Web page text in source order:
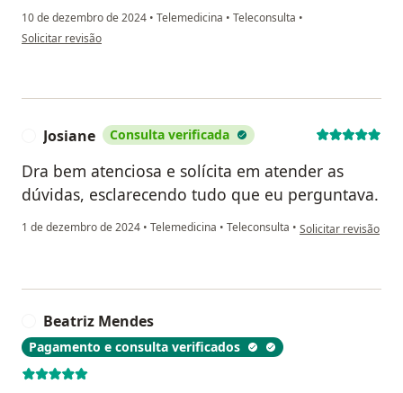
10 de dezembro de 2024 • Telemedicina • Teleconsulta •
na opinião do utilizador Rodrigo
Solicitar revisão
Josiane Consulta verificada
Dra bem atenciosa e solícita em atender as
dúvidas, esclarecendo tudo que eu perguntava.
1 de dezembro de 2024 • Telemedicina • Teleconsulta • na opinião do
Solicitar revisão
Beatriz Mendes
Pagamento e consulta verificados